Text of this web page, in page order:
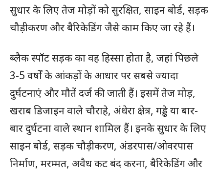
सुधार के लिए तेज मोड़ों को सुरक्षित, साइन बोर्ड, सड़क
चौड़ीकरण और बैरिकेडिंग जैसे काम किए जा रहे हैं।
ब्लैक स्पॉट सड़क का वह हिस्सा होता है, जहां पिछले
3-5 वर्षों के आंकड़ों के आधार पर सबसे ज्यादा
दुर्घटनाएं और मौतें दर्ज की जाती हैं। इसमें तेज मोड़,
खराब डिजाइन वाले चौराहे, अंधेरा क्षेत्र, गड्ढे या बार-
बार दुर्घटना वाले स्थान शामिल हैं। इनके सुधार के लिए
साइन बोर्ड, सड़क चौड़ीकरण, अंडरपास/ओवरपास
निर्माण, मरम्मत, अवैध कट बंद करना, बैरिकेडिंग और